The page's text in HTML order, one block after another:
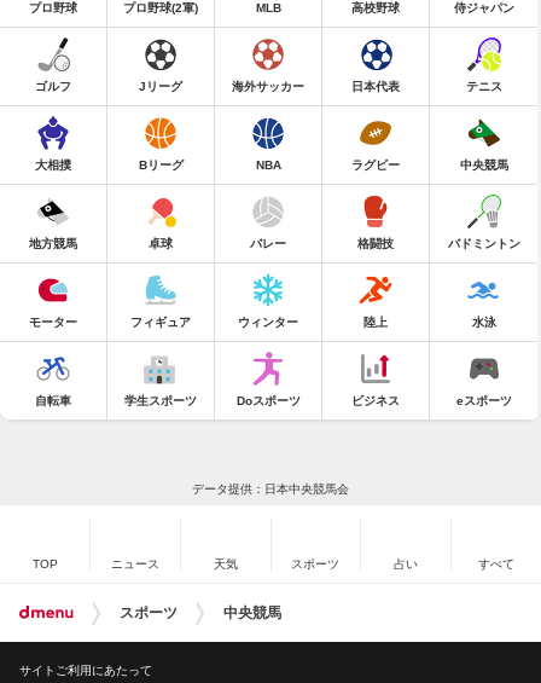
プロ野球 プロ野球(2軍) MLB 高校野球 侍ジャパン
ゴルフ Jリーグ 海外サッカー 日本代表 テニス
大相撲 Bリーグ NBA ラグビー 中央競馬
地方競馬 卓球 バレー 格闘技 バドミントン
モーター フィギュア ウィンター 陸上 水泳
自転車 学生スポーツ Doスポーツ ビジネス eスポーツ
データ提供：日本中央競馬会
TOP ニュース 天気 スポーツ 占い すべて
スポーツ 中央競馬
サイトご利用にあたって